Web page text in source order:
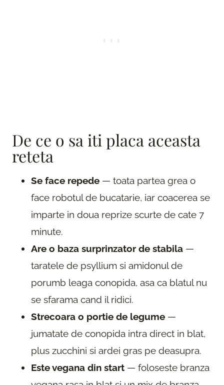
De ce o sa iti placa aceasta
reteta
Se face repede — toata partea grea o
face robotul de bucatarie, iar coacerea se
imparte in doua reprize scurte de cate 7
minute.
Are o baza surprinzator de stabila —
taratele de psyllium si amidonul de
porumb leaga conopida, asa ca blatul nu
se sfarama cand il ridici.
Strecoara o portie de legume —
jumatate de conopida intra direct in blat,
plus zucchini si ardei gras pe deasupra.
Este vegana din start — foloseste branza